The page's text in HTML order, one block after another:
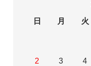
日
月 火
2 3 4